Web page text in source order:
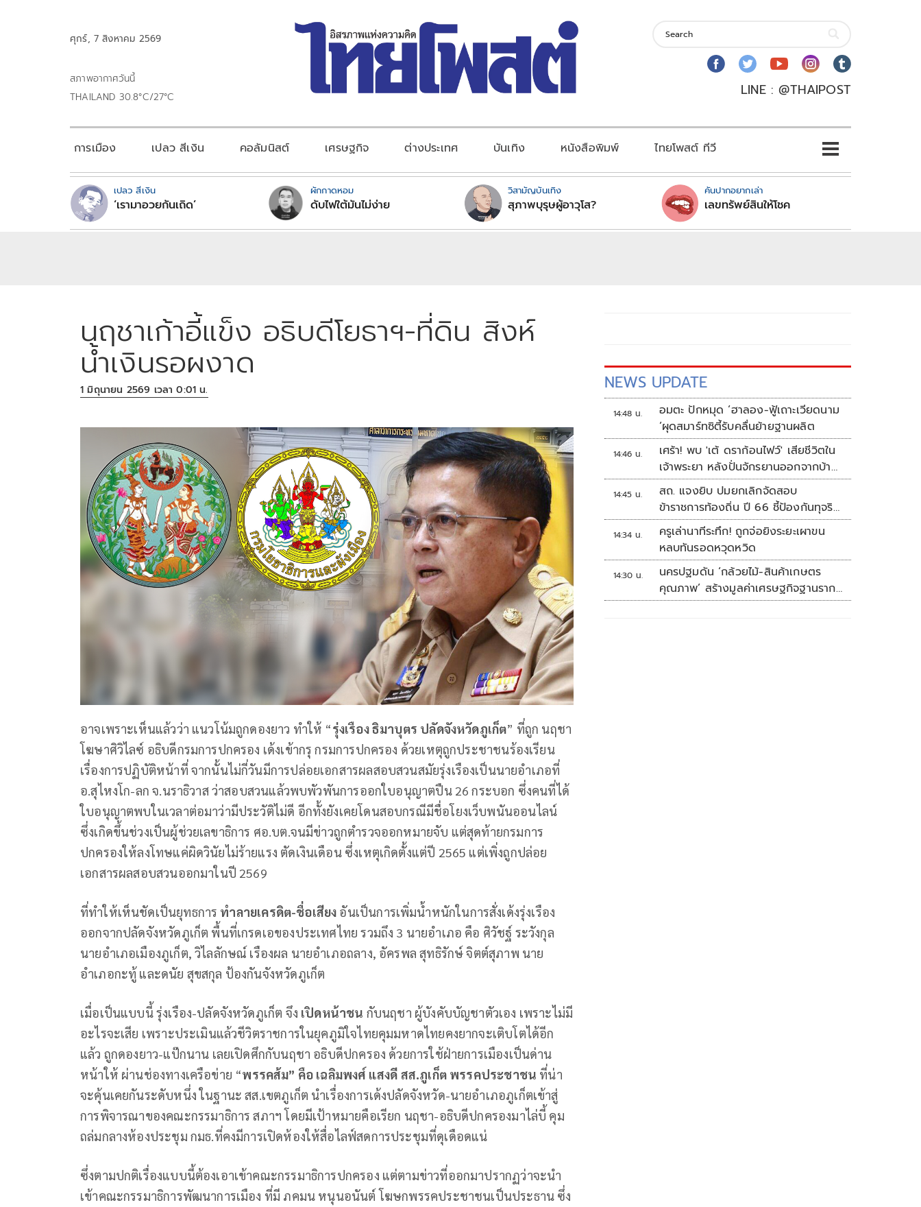
ศุกร์, 7 สิงหาคม 2569
สภาพอากาศวันนี้
THAILAND 30.8°C/27°C
LINE : @THAIPOST
การเมือง เปลว สีเงิน คอลัมนิสต์ เศรษฐกิจ ต่างประเทศ บันเทิง หนังสือพิมพ์ ไทยโพสต์ ทีวี
เปลว สีเงิน
‘เรามาอวยกันเถิด’
ผักกาดหอม
ดับไฟใต้มันไม่ง่าย
วิสามัญบันเทิง
สุภาพบุรุษผู้อาวุโส?
คันปากอยากเล่า
เลขทรัพย์สินให้โชค
นฤชาเก้าอี้แข็ง อธิบดีโยธาฯ-ที่ดิน สิงห์
น้ำเงินรอผงาด
1 มิถุนายน 2569 เวลา 0:01 น.
อาจเพราะเห็นแล้วว่า แนวโน้มถูกดองยาว ทำให้ “รุ่งเรือง ธิมาบุตร ปลัดจังหวัดภูเก็ต” ที่ถูก นฤชา
โฆษาศิวิไลซ์ อธิบดีกรมการปกครอง เด้งเข้ากรุ กรมการปกครอง ด้วยเหตุถูกประชาชนร้องเรียน
เรื่องการปฏิบัติหน้าที่ จากนั้นไม่กี่วันมีการปล่อยเอกสารผลสอบสวนสมัยรุ่งเรืองเป็นนายอำเภอที่
อ.สุไหงโก-ลก จ.นราธิวาส ว่าสอบสวนแล้วพบพัวพันการออกใบอนุญาตปืน 26 กระบอก ซึ่งคนที่ได้
ใบอนุญาตพบในเวลาต่อมาว่ามีประวัติไม่ดี อีกทั้งยังเคยโดนสอบกรณีมีชื่อโยงเว็บพนันออนไลน์
ซึ่งเกิดขึ้นช่วงเป็นผู้ช่วยเลขาธิการ ศอ.บต.จนมีข่าวถูกตำรวจออกหมายจับ แต่สุดท้ายกรมการ
ปกครองให้ลงโทษแค่ผิดวินัยไม่ร้ายแรง ตัดเงินเดือน ซึ่งเหตุเกิดตั้งแต่ปี 2565 แต่เพิ่งถูกปล่อย
เอกสารผลสอบสวนออกมาในปี 2569
ที่ทำให้เห็นชัดเป็นยุทธการ ทำลายเครดิต-ชื่อเสียง อันเป็นการเพิ่มน้ำหนักในการสั่งเด้งรุ่งเรือง
ออกจากปลัดจังหวัดภูเก็ต พื้นที่เกรดเอของประเทศไทย รวมถึง 3 นายอำเภอ คือ ศิวัชฐ์ ระวังกุล
นายอำเภอเมืองภูเก็ต, วิไลลักษณ์ เรืองผล นายอำเภอถลาง, อัครพล สุทธิรักษ์ จิตต์สุภาพ นาย
อำเภอกะทู้ และดนัย สุขสกุล ป้องกันจังหวัดภูเก็ต
เมื่อเป็นแบบนี้ รุ่งเรือง-ปลัดจังหวัดภูเก็ต จึง เปิดหน้าชน กับนฤชา ผู้บังคับบัญชาตัวเอง เพราะไม่มี
อะไรจะเสีย เพราะประเมินแล้วชีวิตราชการในยุคภูมิใจไทยคุมมหาดไทยคงยากจะเติบโตได้อีก
แล้ว ถูกดองยาว-แป๊กนาน เลยเปิดศึกกับนฤชา อธิบดีปกครอง ด้วยการใช้ฝ่ายการเมืองเป็นด่าน
หน้าให้ ผ่านช่องทางเครือข่าย “พรรคส้ม” คือ เฉลิมพงศ์ แสงดี สส.ภูเก็ต พรรคประชาชน ที่น่า
จะคุ้นเคยกันระดับหนึ่ง ในฐานะ สส.เขตภูเก็ต นำเรื่องการเด้งปลัดจังหวัด-นายอำเภอภูเก็ตเข้าสู่
การพิจารณาของคณะกรรมาธิการ สภาฯ โดยมีเป้าหมายคือเรียก นฤชา-อธิบดีปกครองมาไล่บี้ คุม
ถล่มกลางห้องประชุม กมธ.ที่คงมีการเปิดห้องให้สื่อไลฟ์สดการประชุมที่ดุเดือดแน่
ซึ่งตามปกติเรื่องแบบนี้ต้องเอาเข้าคณะกรรมาธิการปกครอง แต่ตามข่าวที่ออกมาปรากฏว่าจะนำ
เข้าคณะกรรมาธิการพัฒนาการเมือง ที่มี ภคมน หนุนอนันต์ โฆษกพรรคประชาชนเป็นประธาน ซึ่ง
NEWS UPDATE
14:48 น.
อมตะ ปักหมุด ‘ฮาลอง-ฟู้เถาะเวียดนาม
’ผุดสมาร์ทซิตี้รับคลื่นย้ายฐานผลิต
14:46 น.
เศร้า! พบ 'เต้ ดราก้อนไฟว์' เสียชีวิตใน
เจ้าพระยา หลังปั่นจักรยานออกจากบ้าน
ตี 4
14:45 น.
สถ. แจงยิบ ปมยกเลิกจัดสอบ
ข้าราชการท้องถิ่น ปี 66 ชี้ป้องกันทุจริต
หวั่นรัฐเสียหาย
14:34 น.
ครูเล่านาทีระทึก! ถูกจ่อยิงระยะเผาขน
หลบทันรอดหวุดหวิด
14:30 น.
นครปฐมดัน ‘กล้วยไม้-สินค้าเกษตร
คุณภาพ’ สร้างมูลค่าเศรษฐกิจฐานราก
ตั้งเป้าเงินสะพัด 10 ล้านบาท